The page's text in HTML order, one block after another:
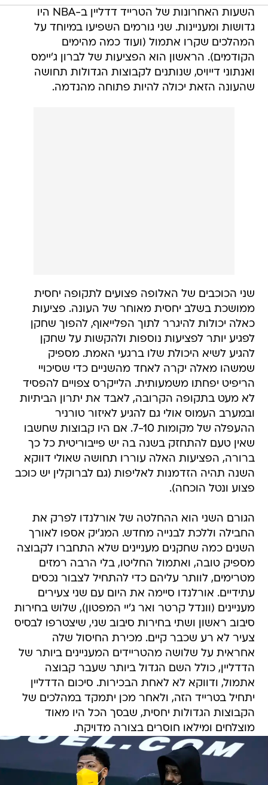
השעות האחרונות של הטרייד דדליין ב-NBA היו
גדושות ומעניינות. שני גורמים השפיעו במיוחד על
המהלכים שקרו אתמול (ועוד כמה מהימים
הקודמים). הראשון הוא הפציעות של לברון ג'יימס
ואנתוני דייויס, שנותנים לקבוצות הגדולות תחושה
שהעונה הזאת יכולה להיות פתוחה מהנדמה.
שני הכוכבים של האלופה פצועים לתקופה יחסית
ממושכת בשלב יחסית מאוחר של העונה. פציעות
כאלה יכולות להיגרר לתוך הפלייאוף, להפוך שחקן
לפגיע יותר לפציעות נוספות ולהקשות על שחקן
להגיע לשיא היכולת שלו ברגעי האמת. מספיק
שמשהו מאלה יקרה לאחד מהשניים כדי שסיכויי
הריפיט יפחתו משמעותית. הלייקרס צפויים להפסיד
לא מעט בתקופה הקרובה, לאבד את יתרון הביתיות
ובמערב העמוס אולי גם להגיע לאיזור טורניר
ההעפלה של מקומות 7-10. אם היו קבוצות שחשבו
שאין טעם להתחזק בשנה בה יש פייבוריטית כל כך
ברורה, הפציעות האלה עוררו תחושה שאולי דווקא
השנה תהיה הזדמנות לאליפות (גם לברוקלין יש כוכב
פצוע ונטל הוכחה).
הגורם השני הוא ההחלטה של אורלנדו לפרק את
החבילה וללכת לבנייה מחדש. המג'יק אספו לאורך
השנים כמה שחקנים מעניינים שלא התחברו לקבוצה
מספיק טובה, ואתמול החליטו, בלי הרבה רמזים
מטרימים, לוותר עליהם כדי להתחיל לצבור נכסים
עתידיים. אורלנדו סיימה את היום עם שני צעירים
מעניינים (וונדל קרטר ואר ג'יי המפטון), שלוש בחירות
סיבוב ראשון ושתי בחירות סיבוב שני, שיצטרפו לבסיס
צעיר לא רע שכבר קיים. מכירת החיסול שלה
אחראית על שלושה מהטריידים המעניינים ביותר של
הדדליין, כולל השם הגדול ביותר שעבר קבוצה
אתמול, ודווקא לא לאחת הבכירות. סיכום הדדליין
יתחיל בטרייד הזה, ולאחר מכן יתמקד במהלכים של
הקבוצות הגדולות יחסית, שבסך הכל היו מאוד
מוצלחים ומילאו חוסרים בצורה מדויקת.